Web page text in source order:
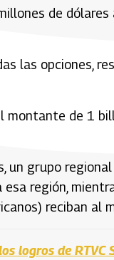
de
las opciones,
de 1
grupo
región,
reciban al
logros de RTVC